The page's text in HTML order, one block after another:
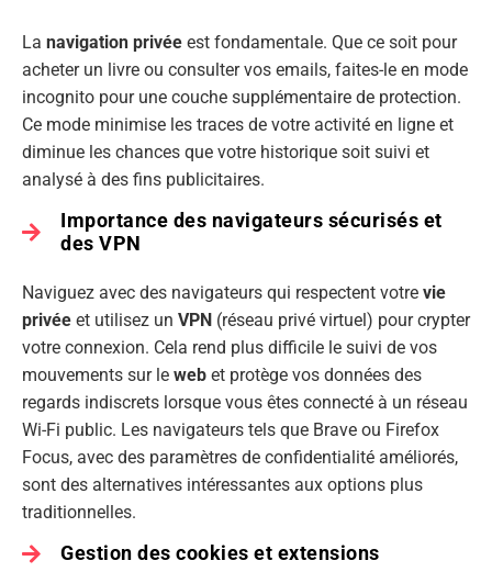
La navigation privée est fondamentale. Que ce soit pour
acheter un livre ou consulter vos emails, faites-le en mode
incognito pour une couche supplémentaire de protection.
Ce mode minimise les traces de votre activité en ligne et
diminue les chances que votre historique soit suivi et
analysé à des fins publicitaires.
Importance des navigateurs sécurisés et
des VPN
Naviguez avec des navigateurs qui respectent votre vie
privée et utilisez un VPN (réseau privé virtuel) pour crypter
votre connexion. Cela rend plus difficile le suivi de vos
mouvements sur le web et protège vos données des
regards indiscrets lorsque vous êtes connecté à un réseau
Wi-Fi public. Les navigateurs tels que Brave ou Firefox
Focus, avec des paramètres de confidentialité améliorés,
sont des alternatives intéressantes aux options plus
traditionnelles.
Gestion des cookies et extensions